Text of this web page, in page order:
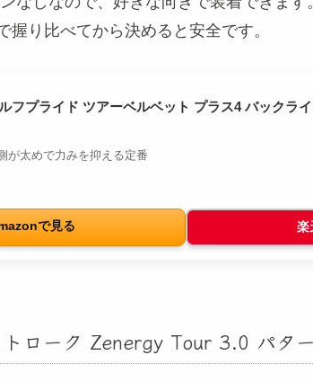
握り比べてから決めると安全です。
フプライド ツアーベルベット プラス4 バックラ
が太めで力みを抑える定番
で見る 楽
ローク Zenergy Tour 3.0 パタ